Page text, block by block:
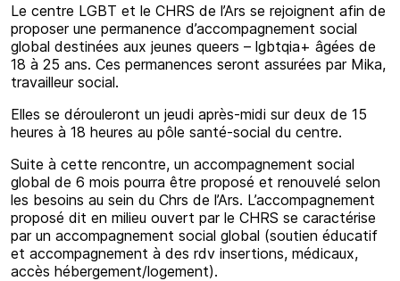
Le centre LGBT et le CHRS de l’Ars se rejoignent afin de
proposer une permanence d’accompagnement social
global destinées aux jeunes queers – lgbtqia+ âgées de
18 à 25 ans. Ces permanences seront assurées par Mika,
travailleur social.
Elles se dérouleront un jeudi après-midi sur deux de 15
heures à 18 heures au pôle santé-social du centre.
Suite à cette rencontre, un accompagnement social
global de 6 mois pourra être proposé et renouvelé selon
les besoins au sein du Chrs de l’Ars. L’accompagnement
proposé dit en milieu ouvert par le CHRS se caractérise
par un accompagnement social global (soutien éducatif
et accompagnement à des rdv insertions, médicaux,
accès hébergement/logement).